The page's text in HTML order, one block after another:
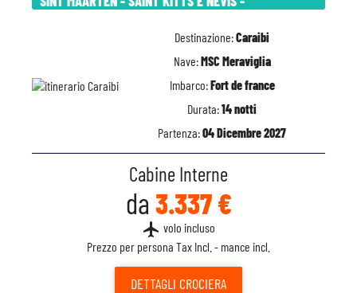
Destinazione:Caraibi
Nave:MSC Meraviglia
Imbarco:Fort de france
Durata:14 notti
Partenza:04 Dicembre 2027
Cabine Interne
da 3.337 €
flight volo incluso
Prezzo per persona Tax Incl. - mance incl.
DETTAGLI CROCIERA